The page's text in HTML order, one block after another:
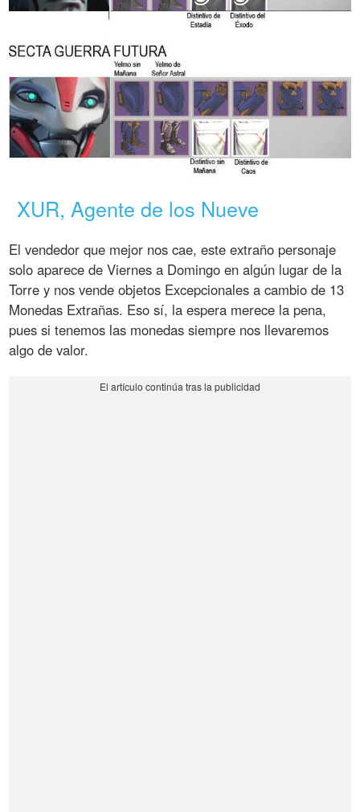
XUR, Agente de los Nueve
El vendedor que mejor nos cae, este extraño personaje
solo aparece de Viernes a Domingo en algún lugar de la
Torre y nos vende objetos Excepcionales a cambio de 13
Monedas Extrañas. Eso sí, la espera merece la pena,
pues si tenemos las monedas siempre nos llevaremos
algo de valor.